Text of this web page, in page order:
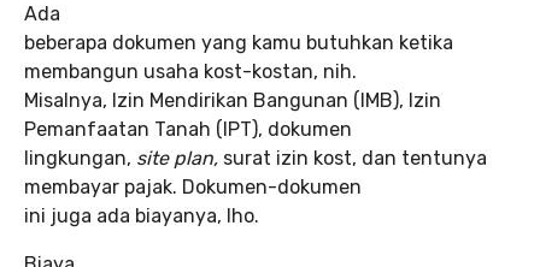
Ada
beberapa dokumen yang kamu butuhkan ketika
membangun usaha kost-kostan, nih.
Misalnya, Izin Mendirikan Bangunan (IMB), Izin
Pemanfaatan Tanah (IPT), dokumen
lingkungan, site plan, surat izin kost, dan tentunya
membayar pajak. Dokumen-dokumen
ini juga ada biayanya, lho.